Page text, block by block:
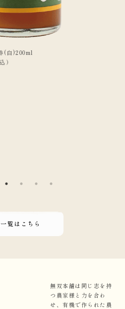
覧はこちら
無双本舗は同じ志を持
つ農家様と力を合わ
せ、有機で作られた農